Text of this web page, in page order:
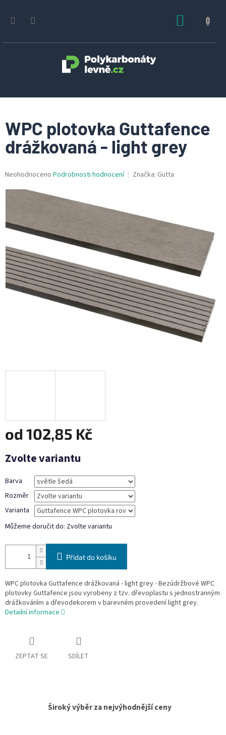
obsah
WPC plotovka Guttafence
drážkovaná - light grey
Průměrné
produktu
z
Neohodnoceno Podrobnosti hodnocení Značka: Gutta
od 102,85 Kč
cena:
Zvolte variantu
Barva
Rozměr
Varianta
Můžeme doručit do: Zvolte variantu
Přidat do košíku
WPC plotovka Guttafence drážkovaná - light grey - Bezúdržbové WPC
plotovky Guttafence jsou vyrobeny z tzv. dřevoplastu s jednostranným
drážkováním a dřevodekorem v barevném provedení light grey.
Detailní informace
ZEPTAT SE SDÍLET
Široký výběr za nejvýhodnější ceny